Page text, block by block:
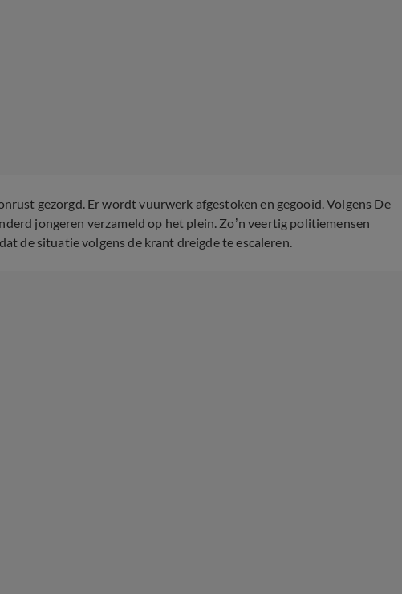
gezorgd. Er wordt vuurwerk afgestoken en gegooid. Volgens De
jongeren verzameld op het plein. Zo’n veertig politiemensen
de situatie volgens de krant dreigde te escaleren.